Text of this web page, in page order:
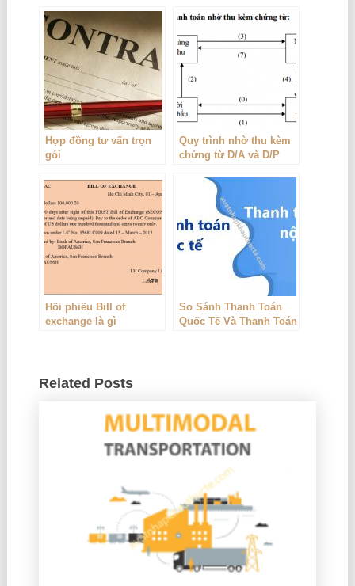
Hợp đồng tư vấn trọn
gói
Quy trình nhờ thu kèm
chứng từ D/A và D/P
Hối phiếu Bill of
exchange là gì
So Sánh Thanh Toán
Quốc Tế Và Thanh Toán
Related Posts